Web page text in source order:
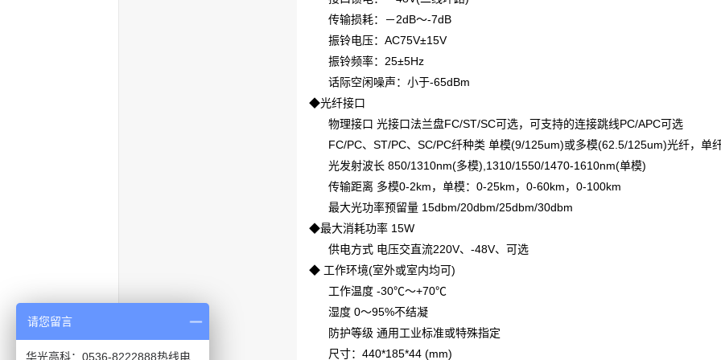
传输损耗：－2dB～-7dB
振铃电压：AC75V±15V
振铃频率：25±5Hz
话际空闲噪声：小于-65dBm
◆光纤接口
物理接口 光接口法兰盘FC/ST/SC可选，可支持的连接跳线PC/APC可选
FC/PC、ST/PC、SC/PC纤种类 单模(9/125um)或多模(62.5/125um)光纤，单
光发射波长 850/1310nm(多模),1310/1550/1470-1610nm(单模)
传输距离 多模0-2km，单模：0-25km，0-60km，0-100km
最大光功率预留量 15dbm/20dbm/25dbm/30dbm
◆最大消耗功率 15W
供电方式 电压交直流220V、-48V、可选
◆ 工作环境(室外或室内均可)
工作温度 -30℃～+70℃
湿度 0～95%不结凝
防护等级 通用工业标准或特殊指定
尺寸：440*185*44 (mm)
请您留言
华光高科：0536-8222888热线电